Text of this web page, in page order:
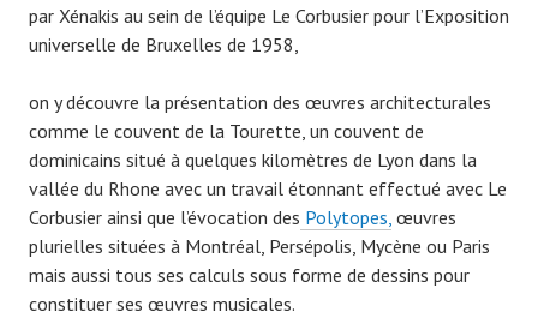
par Xénakis au sein de l’équipe Le Corbusier pour l’Exposition
universelle de Bruxelles de 1958,
on y découvre la présentation des œuvres architecturales
comme le couvent de la Tourette, un couvent de
dominicains situé à quelques kilomètres de Lyon dans la
vallée du Rhone avec un travail étonnant effectué avec Le
Corbusier ainsi que l’évocation des Polytopes, œuvres
plurielles situées à Montréal, Persépolis, Mycène ou Paris
mais aussi tous ses calculs sous forme de dessins pour
constituer ses œuvres musicales.